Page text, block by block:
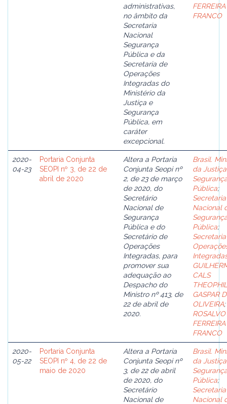
administrativas,
no âmbito da
Secretaria
Nacional
Segurança
Pública e da
Secretaria de
Operações
Integradas do
Ministério da
Justiça e
Segurança
Pública, em
caráter
excepcional.
FERREIRA
FRANCO
2020-
04-23
Portaria Conjunta
SEOPI nº 3, de 22 de
abril de 2020
Altera a Portaria
Conjunta Seopi nº
2, de 23 de março
de 2020, do
Secretário
Nacional de
Segurança
Pública e do
Secretário de
Operações
Integradas, para
promover sua
adequação ao
Despacho do
Ministro nº 413, de
22 de abril de
2020.
Brasil.
da
Pública;
Secretaria
Nacional
Pública;
CALS
GASPAR
OLIVEIRA;
ROSALVO
FERREIRA
FRANCO
2020-
05-22
Portaria Conjunta
SEOPI nº 4, de 22 de
maio de 2020
Altera a Portaria
Conjunta Seopi nº
3, de 22 de abril
de 2020, do
Secretário
Nacional de
Brasil.
da
Pública;
Secretaria
Nacional